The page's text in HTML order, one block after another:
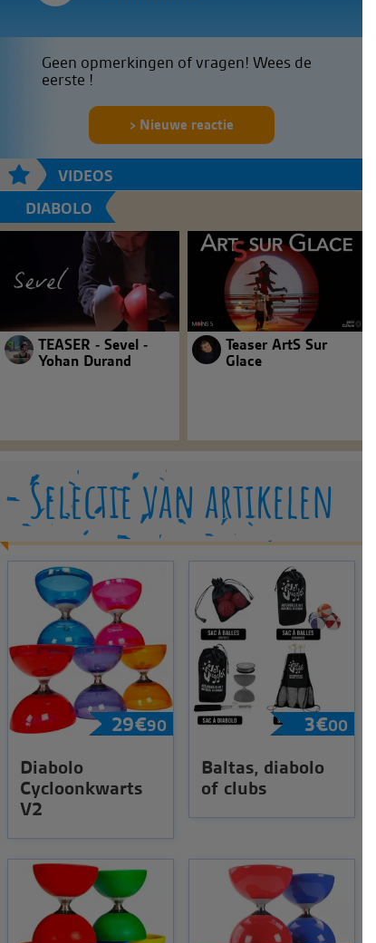
Geen opmerkingen of vragen! Wees de
eerste !
Nieuwe reactie
VIDEOS
DIABOLO
TEASER - Sevel -
Yohan Durand
Teaser ArtS Sur
Glace
Selectie van artikelen
29€90
Diabolo
Cycloonkwarts
V2
3€00
Baltas, diabolo
of clubs